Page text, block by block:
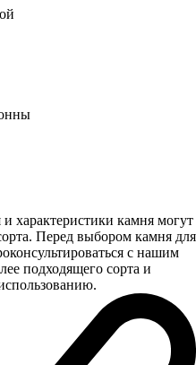
характеристики камня могут
Перед выбором камня для
с нашим
подходящего сорта и